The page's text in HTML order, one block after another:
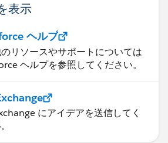
表示
ヘルプ
リソースやサポートについては
ヘルプを参照してください。
にアイデアを送信してく